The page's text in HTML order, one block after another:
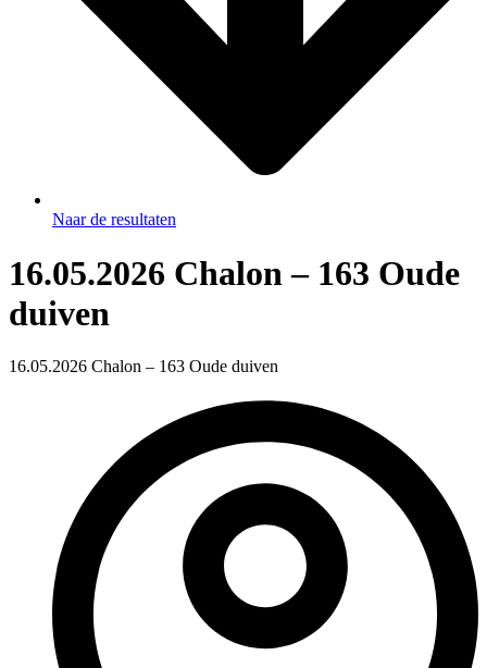
Naar de resultaten
16.05.2026 Chalon – 163 Oude
duiven
16.05.2026 Chalon – 163 Oude duiven